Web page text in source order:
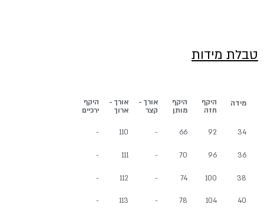
טבלת מידות
מידה
היקף
חזה
היקף
מותן
אורך -
קצר
אורך -
ארוך
היקף
ירכיים
34
92
66
-
110
-
36
96
70
-
111
-
38
100
74
-
112
-
40
104
78
-
113
-